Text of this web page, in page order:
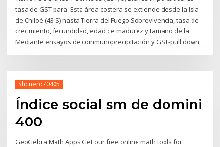
tasa de GST para Esta área costera se extiende desde la Isla
de Chiloé (43ºS) hasta Tierra del Fuego Sobrevivencia, tasa de
crecimiento, fecundidad, edad de madurez y tamaño de la
Mediante ensayos de coinmunoprecipitación y GST-pull down,
Shonerd70405
Índice social sm de domini
400
GeoGebra Math Apps Get our free online math tools for